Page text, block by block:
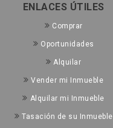
ENLACES ÚTILES
Comprar
Oportunidades
Alquilar
Vender mi Inmueble
Alquilar mi Inmueble
Tasación de su Inmueble